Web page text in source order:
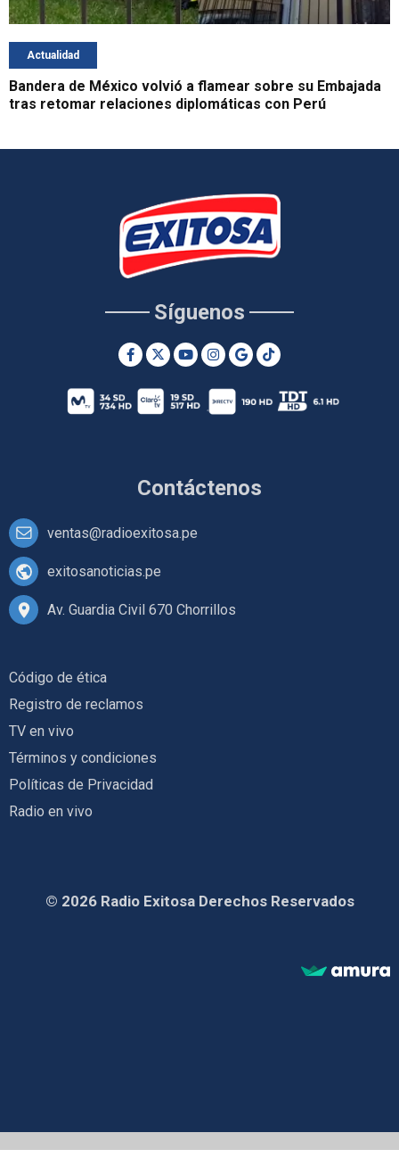
Actualidad
Bandera de México volvió a flamear sobre su Embajada
tras retomar relaciones diplomáticas con Perú
Contáctenos
ventas@radioexitosa.pe
exitosanoticias.pe
Av. Guardia Civil 670 Chorrillos
Síguenos
Código de ética
Registro de reclamos
TV en vivo
Términos y condiciones
Políticas de Privacidad
Radio en vivo
© 2026 Radio Exitosa Derechos Reservados